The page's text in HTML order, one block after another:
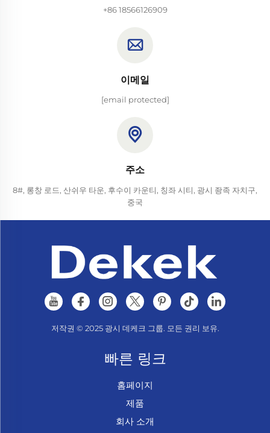
+86 18566126909
이메일
[email protected]
주소
8#, 롱창 로드, 산쉬우 타운, 후수이 카운티, 칭좌 시티, 광시 좡족 자치구,
중국
저작권 © 2025 광시 데케크 그룹. 모든 권리 보유.
빠른 링크
홈페이지
제품
회사 소개